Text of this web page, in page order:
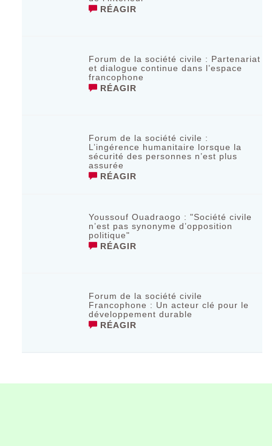
RÉAGIR
Forum de la société civile : Partenariat
et dialogue continue dans l’espace
francophone
RÉAGIR
Forum de la société civile :
L’ingérence humanitaire lorsque la
sécurité des personnes n’est plus
assurée
RÉAGIR
Youssouf Ouadraogo : "Société civile
n’est pas synonyme d’opposition
politique"
RÉAGIR
Forum de la société civile
Francophone : Un acteur clé pour le
développement durable
RÉAGIR